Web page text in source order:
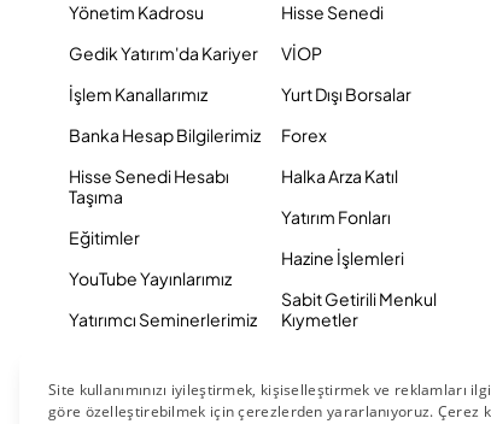
Yönetim Kadrosu
Gedik Yatırım'da Kariyer
İşlem Kanallarımız
Banka Hesap Bilgilerimiz
Hisse Senedi Hesabı
Taşıma
Eğitimler
YouTube Yayınlarımız
Yatırımcı Seminerlerimiz
Hisse Senedi
VİOP
Yurt Dışı Borsalar
Forex
Halka Arza Katıl
Yatırım Fonları
Hazine İşlemleri
Sabit Getirili Menkul
Kıymetler
Tahvil ve Bono